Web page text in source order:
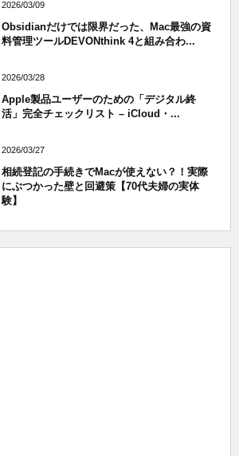
2026/03/09
Obsidianだけでは限界だった、Mac最強の資
料管理ツールDEVONthink 4と組み合わ...
2026/03/28
Apple製品ユーザーのための「デジタル終
活」完全チェックリスト – iCloud・...
2026/03/27
相続登記の手続きでMacが使えない？！実際
にぶつかった壁と回避策【70代夫婦の実体
験】